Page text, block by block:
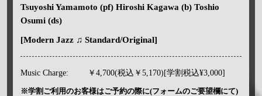
Tsuyoshi Yamamoto (pf) Hiroshi Kagawa (b) Toshio
Osumi (ds)
[Modern Jazz ♫ Standard/Original]
Music Charge: ￥4,700(税込￥5,170)[学割税込¥3,000]
※学割ご利用のお客様はご予約の際に(フォームのご要望欄にて)